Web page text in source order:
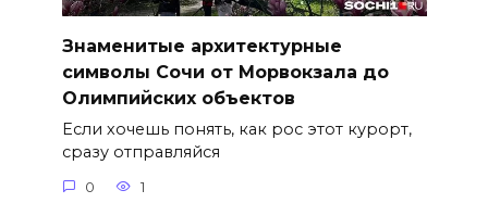
Знаменитые архитектурные
символы Сочи от Морвокзала до
Олимпийских объектов
Если хочешь понять, как рос этот курорт,
сразу отправляйся
0 1